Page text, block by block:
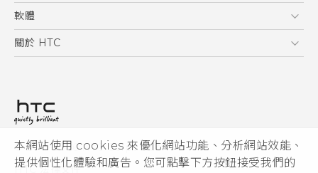
本網站使用 cookies 來優化網站功能、分析網站效能、
提供個性化體驗和廣告。您可點擊下方按鈕接受我們的
訂單管理
付款方式
到府收送維修服務
服務中心資訊
客戶服務佈告欄
軟體
應用程式
HTC Sync Manager
關於 HTC
投資人
隱私權政策
© 2011-2026 HTC Corporation
HTC 法律文件